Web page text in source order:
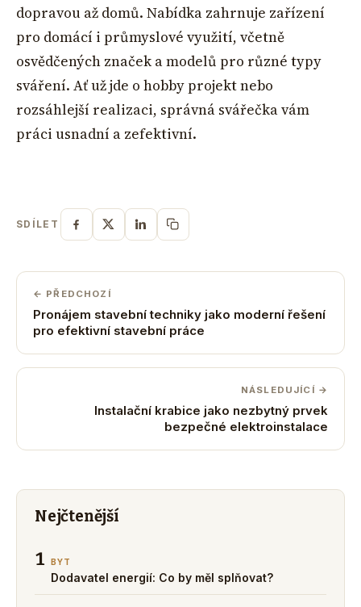
dopravou až domů. Nabídka zahrnuje zařízení
pro domácí i průmyslové využití, včetně
osvědčených značek a modelů pro různé typy
sváření. Ať už jde o hobby projekt nebo
rozsáhlejší realizaci, správná svářečka vám
práci usnadní a zefektivní.
SDÍLET
← PŘEDCHOZÍ
Pronájem stavební techniky jako moderní řešení
pro efektivní stavební práce
NÁSLEDUJÍCÍ →
Instalační krabice jako nezbytný prvek
bezpečné elektroinstalace
Nejčtenější
1 BYT
Dodavatel energií: Co by měl splňovat?